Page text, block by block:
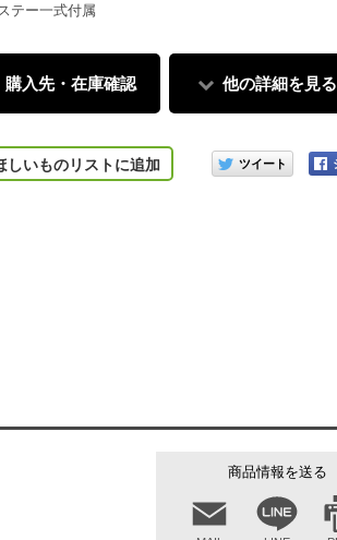
テー一式付属
購入先・在庫確認 他の詳細を見る
しいものリストに追加
このアイテムをシェアす
商品情報を送る